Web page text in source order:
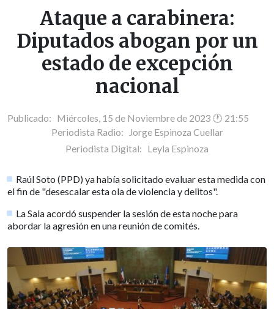
Ataque a carabinera:
Diputados abogan por un
estado de excepción
nacional
Publicado: Miércoles, 15 de Noviembre de 2023 🕐 21:55
Periodista Radio:
Jorge Espinoza Cuellar
Periodista Digital: Leyla Espinoza
Raúl Soto (PPD) ya había solicitado evaluar esta medida con
el fin de "desescalar esta ola de violencia y delitos".
La Sala acordó suspender la sesión de esta noche para
abordar la agresión en una reunión de comités.